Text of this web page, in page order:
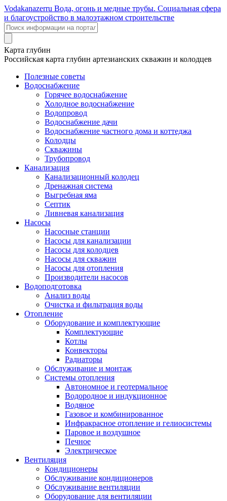
Vodakanazerru Вода, огонь и медные трубы. Социальная сфера
и благоустройство в малоэтажном строительстве
Карта глубин
Российская карта глубин артезианских скважин и колодцев
Полезные советы
Водоснабжение
Горячее водоснабжение
Холодное водоснабжение
Водопровод
Водоснабжение дачи
Водоснабжение частного дома и коттеджа
Колодцы
Скважины
Трубопровод
Канализация
Канализационный колодец
Дренажная система
Выгребная яма
Септик
Ливневая канализация
Насосы
Насосные станции
Насосы для канализации
Насосы для колодцев
Насосы для скважин
Насосы для отопления
Производители насосов
Водоподготовка
Анализ воды
Очистка и фильтрация воды
Отопление
Оборудование и комплектующие
Комплектующие
Котлы
Конвекторы
Радиаторы
Обслуживание и монтаж
Системы отопления
Автономное и геотермальное
Водородное и индукционное
Водяное
Газовое и комбинированное
Инфракрасное отопление и гелиосистемы
Паровое и воздушное
Печное
Электрическое
Вентиляция
Кондиционеры
Обслуживание кондиционеров
Обслуживание вентиляции
Оборудование для вентиляции